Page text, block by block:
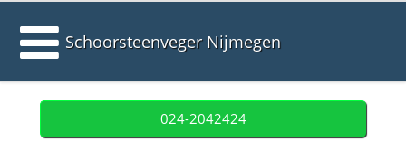
Schoorsteenveger Nijmegen
024-2042424